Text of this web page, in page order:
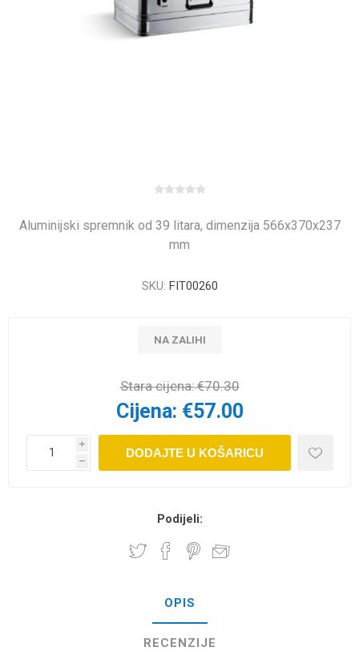
Aluminijski spremnik od 39 litara, dimenzija 566x370x237
mm
SKU: FIT00260
NA ZALIHI
Stara cijena:€70.30
Cijena: €57.00
i
h
DODAJTE U KOŠARICU
Podijeli:
OPIS
RECENZIJE